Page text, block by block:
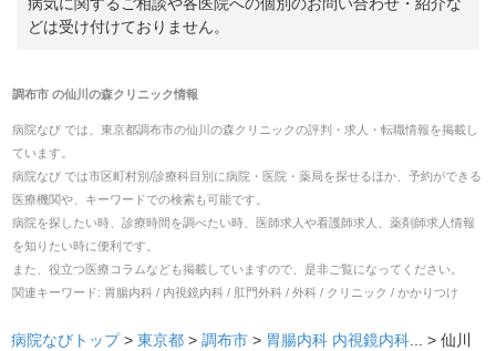
病気に関するご相談や各医院への個別のお問い合わせ・紹介な
どは受け付けておりません。
調布市の仙川の森クリニック情報
病院なび では、 東京都調布市の仙川の森クリニックの評判・求人・転職情報を掲載し
ています。
病院なび では市区町村別/診療科目別に病院・医院・薬局を探せるほか、予約ができる
医療機関や、キーワードでの検索も可能です。
病院を探したい時、診療時間を調べたい時、医師求人や看護師求人、薬剤師求人情報
を知りたい時に便利です。
また、役立つ医療コラムなども掲載していますので、是非ご覧になってください。
関連キーワード: 胃腸内科 / 内視鏡内科 / 肛門外科 / 外科 / クリニック / かかりつけ
病院なびトップ > 東京都 > 調布市 > 胃腸内科 内視鏡内科... > 仙川